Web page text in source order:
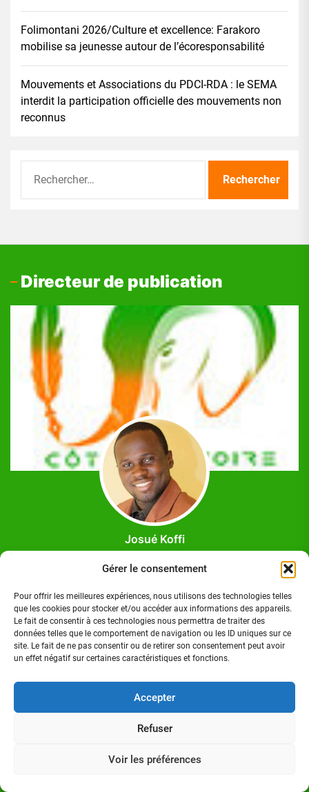
Gérer le consentement
Pour offrir les meilleures expériences, nous utilisons des technologies telles
que les cookies pour stocker et/ou accéder aux informations des appareils.
Le fait de consentir à ces technologies nous permettra de traiter des
données telles que le comportement de navigation ou les ID uniques sur ce
site. Le fait de ne pas consentir ou de retirer son consentement peut avoir
un effet négatif sur certaines caractéristiques et fonctions.
Accepter
Refuser
Voir les préférences
Folimontani 2026/Culture et excellence: Farakoro
mobilise sa jeunesse autour de l’écoresponsabilité
Mouvements et Associations du PDCI-RDA : le SEMA
interdit la participation officielle des mouvements non
reconnus
Directeur de publication
Josué Koffi
Josué Koffi est un Journaliste Professionnel Ivoirien,
titulaire d'un Master en communication option Journalisme
à l'Institut Polytechnique des Sciences et Techniques de la
Communication (ISTC-P), à Abidjan/Cocody. Homme de
médias.
Suivez-nous sur: